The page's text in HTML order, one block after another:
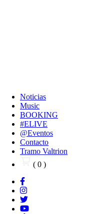
Noticias
Music
BOOKING
#ELIVE
@Eventos
Contacto
Tramo Valtrion
( 0 )